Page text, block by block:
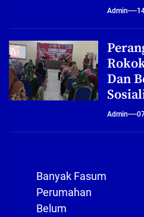
Admin
Dan
Admin
Navigasi
pos
Banyak Fasum
Perumahan
Belum